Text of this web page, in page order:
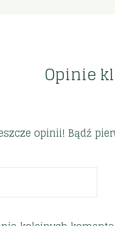
Opinie
opinii! Bądź